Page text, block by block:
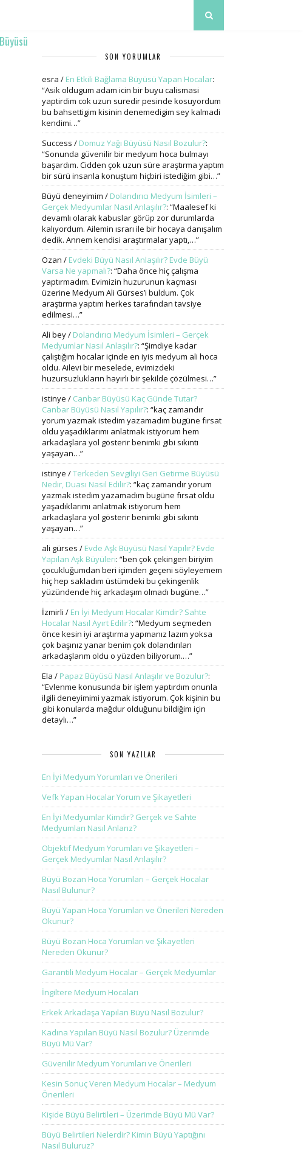
SON YORUMLAR
esra / En Etkili Bağlama Büyüsü Yapan Hocalar:
“Asik oldugum adam icin bir buyu calismasi
yaptirdim cok uzun suredir pesinde kosuyordum
bu bahsettigim kisinin denemedigim sey kalmadi
kendimi…”
Success / Domuz Yağı Büyüsü Nasıl Bozulur?:
“Sonunda güvenilir bir medyum hoca bulmayı
başardım. Cidden çok uzun süre araştırma yaptım
bir sürü insanla konuştum hiçbiri istediğim gibi…”
Büyü deneyimim / Dolandırıcı Medyum İsimleri –
Gerçek Medyumlar Nasıl Anlaşılır?: “Maalesef ki
devamlı olarak kabuslar görüp zor durumlarda
kalıyordum. Ailemin ısrarı ile bir hocaya danışalım
dedik. Annem kendisi araştırmalar yaptı,…”
Ozan / Evdeki Büyü Nasıl Anlaşılır? Evde Büyü
Varsa Ne yapmalı?: “Daha önce hiç çalışma
yaptırmadım. Evimizin huzurunun kaçması
üzerine Medyum Ali Gürses’i buldum. Çok
araştırma yaptım herkes tarafından tavsiye
edilmesi…”
Ali bey/ Dolandırıcı Medyum İsimleri – Gerçek
Medyumlar Nasıl Anlaşılır?: “Şimdiye kadar
çalıştığım hocalar içinde en iyis medyum ali hoca
oldu. Ailevi bir meselede, evimizdeki
huzursuzlukların hayırlı bir şekilde çözülmesi…”
istinye / Canbar Büyüsü Kaç Günde Tutar?
Canbar Büyüsü Nasıl Yapılır?: “kaç zamandır
yorum yazmak istedim yazamadım bugüne fırsat
oldu yaşadıklarımı anlatmak istiyorum hem
arkadaşlara yol gösterir benimki gibi sıkıntı
yaşayan…”
istinye /Terkeden Sevgiliyi Geri Getirme Büyüsü
Nedir, Duası Nasıl Edilir?: “kaç zamandır yorum
yazmak istedim yazamadım bugüne fırsat oldu
yaşadıklarımı anlatmak istiyorum hem
arkadaşlara yol gösterir benimki gibi sıkıntı
yaşayan…”
ali gürses / Evde Aşk Büyüsü Nasıl Yapılır? Evde
Yapılan Aşk Büyüleri: “ben çok çekingen biriyim
çocukluğumdan beri içimden geçeni söyleyemem
hiç hep sakladım üstümdeki bu çekingenlik
yüzündende hiç arkadaşım olmadı bugüne…”
İzmirli / En İyi Medyum Hocalar Kimdir? Sahte
Hocalar Nasıl Ayırt Edilir?: “Medyum seçmeden
önce kesin iyi araştırma yapmanız lazım yoksa
çok başınız yanar benim çok dolandırılan
arkadaşlarım oldu o yüzden biliyorum.…”
Ela / Papaz Büyüsü Nasıl Anlaşılır ve Bozulur?:
“Evlenme konusunda bir işlem yaptırdım onunla
ilgili deneyimimi yazmak istiyorum. Çok kişinin bu
gibi konularda mağdur olduğunu bildiğim için
detaylı…”
SON YAZILAR
En İyi Medyum Yorumları ve Önerileri
Vefk Yapan Hocalar Yorum ve Şikayetleri
En İyi Medyumlar Kimdir? Gerçek ve Sahte
Medyumları Nasıl Anlarız?
Objektif Medyum Yorumları ve Şikayetleri –
Gerçek Medyumlar Nasıl Anlaşılır?
Büyü Bozan Hoca Yorumları – Gerçek Hocalar
Nasıl Bulunur?
Büyü Yapan Hoca Yorumları ve Önerileri Nereden
Okunur?
Büyü Bozan Hoca Yorumları ve Şikayetleri
Nereden Okunur?
Garantili Medyum Hocalar – Gerçek Medyumlar
İngiltere Medyum Hocaları
Erkek Arkadaşa Yapılan Büyü Nasıl Bozulur?
Kadına Yapılan Büyü Nasıl Bozulur? Üzerimde
Büyü Mü Var?
Güvenilir Medyum Yorumları ve Önerileri
Kesin Sonuç Veren Medyum Hocalar – Medyum
Önerileri
Kişide Büyü Belirtileri – Üzerimde Büyü Mü Var?
Büyü Belirtileri Nelerdir? Kimin Büyü Yaptığını
Nasıl Buluruz?